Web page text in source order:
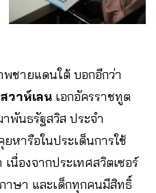
ชายแดนใต้ บอกอีกว่า
วาห์เลน เอกอัครราชทูต
พันธรัฐสวิส ประจำ
หารือในประเด็นการใช้
นื่องจากประเทศสวิตเซอร์
าษา และเด็กทุกคนมีสิทธิ์